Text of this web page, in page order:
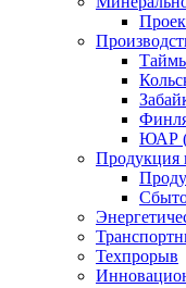
ЮАР
Продукция
Техпрорыв